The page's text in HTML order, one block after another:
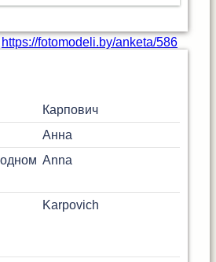
https://fotomodeli.by/anketa/586
Карпович
Анна
Anna
Karpovich